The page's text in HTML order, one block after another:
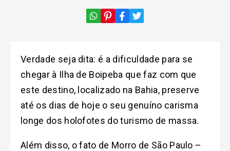
Verdade seja dita: é a dificuldade para se
chegar à Ilha de Boipeba que faz com que
este destino, localizado na Bahia, preserve
até os dias de hoje o seu genuíno carisma
longe dos holofotes do turismo de massa.
Além disso, o fato de Morro de São Paulo –